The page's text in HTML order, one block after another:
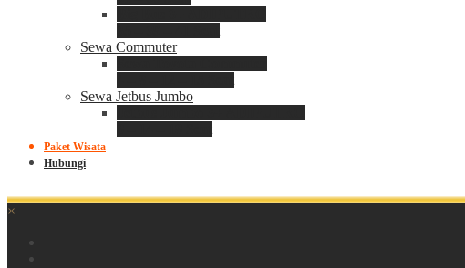
Sewa Commuter
Sewa Jetbus Jumbo
Paket Wisata
Hubungi
×